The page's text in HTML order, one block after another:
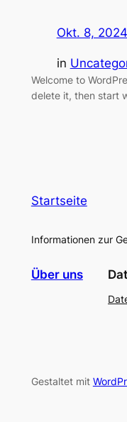
Okt. 8, 2024
in
Welcome to
delete it, then start
Startseite
Informationen zur
Über uns
Gestaltet mit